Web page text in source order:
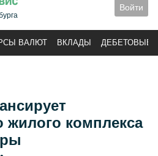
Войти
ВАЛЮТ ВКЛАДЫ ДЕБЕТОВЫЕ
жилого комплекса